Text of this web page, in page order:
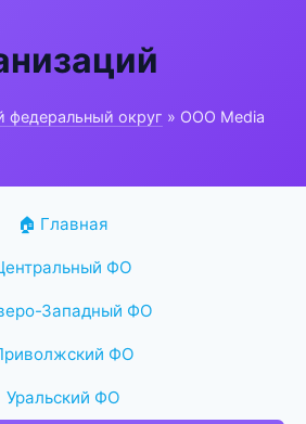
федеральный округ » ООО Media
🏠 Главная
ФО
Западный ФО
ФО
Уральский ФО